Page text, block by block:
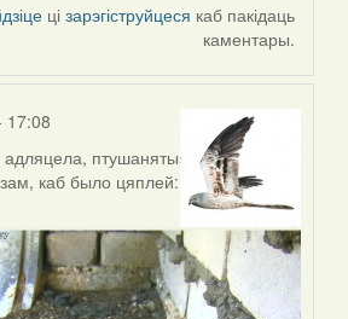
цізарэгіструйцеся каб пакідаць
каментары.
17:08
птушаняты
каб было цяплей: